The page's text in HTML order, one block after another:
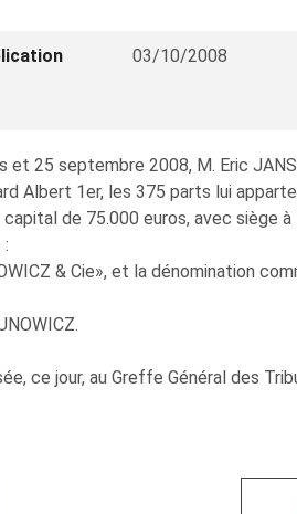
03/10/2008
25 septembre 2008, M. Eric
Albert 1er, les 375 parts lui
de 75.000 euros, avec
& Cie», et la dénomination
ce jour, au Greffe Général des